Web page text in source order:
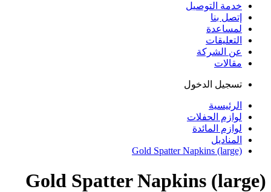
خدمة التوصيل
إتصل بنا
لمساعدة
التعليقات
عن الشركة
مقالات
تسجيل الدخول
الرئيسية
لوازم الحفلات
لوازم المائدة
المناديل
Gold Spatter Napkins (large)
Gold Spatter Napkins (large)